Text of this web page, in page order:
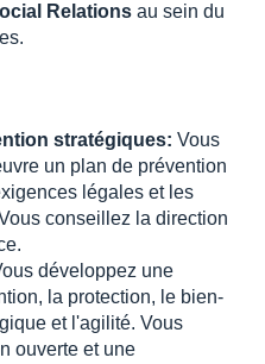
Relations au sein du
stratégiques: Vous
un plan de prévention
légales et les
conseillez la direction
développez une
la protection, le bien-
et l'agilité. Vous
ouverte et une